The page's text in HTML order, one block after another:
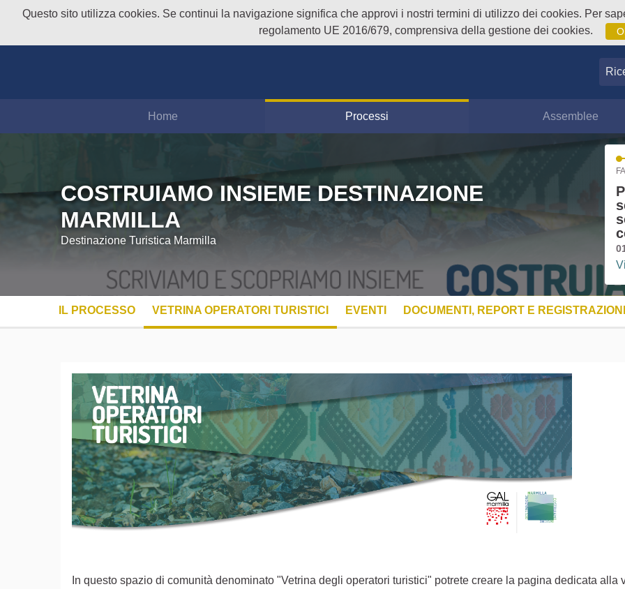
Questo sito utilizza cookies. Se continui la navigazione significa che approvi i nostri termini di utilizzo dei cookies. Per
regolamento UE 2016/679, comprensiva della gestione dei cookies.
Home Processi Assemblee
COSTRUIAMO INSIEME DESTINAZIONE
MARMILLA
Destinazione Turistica Marmilla
IL PROCESSO VETRINA OPERATORI TURISTICI EVENTI DOCUMENTI, REPORT E
In questo spazio di comunità denominato "Vetrina degli operatori turistici" potrete creare la pagina dedicata